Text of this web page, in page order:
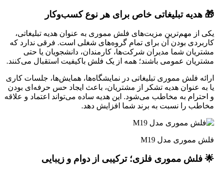
🎁 هدیه تبلیغاتی خاص برای هر نوع کسب‌وکار
یکی از مهم‌ترین مزیت‌های فلش مموری به عنوان هدیه تبلیغاتی،
کاربردی بودن آن برای تمام گروه‌های شغلی است. فرقی ندارد که
مشتریان شما مدیران شرکت‌ها، کارمندان، دانشجویان یا حتی
مشتریان عمومی باشند؛ همه از یک فلش باکیفیت استقبال می‌کنند.
ارائه فلش مموری تبلیغاتی در نمایشگاه‌ها، همایش‌ها، جلسات کاری
یا به عنوان هدیه تشکر از مشتریان، باعث ایجاد حس حرفه‌ای بودن
و احترام به مخاطب می‌شود. این هدیه ساده می‌تواند اعتماد و علاقه
مخاطب را نسبت به برند شما افزایش دهد.
فلش مموری مدل M19
🌟 فلش مموری فلزی؛ ترکیبی از دوام و زیبایی